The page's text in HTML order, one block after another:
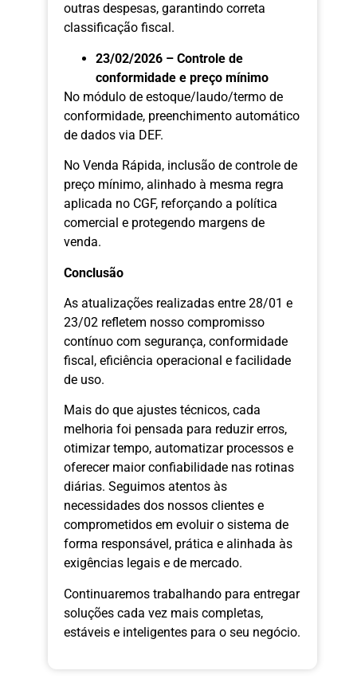
outras despesas, garantindo correta
classificação fiscal.
23/02/2026 – Controle de
conformidade e preço mínimo
No módulo de estoque/laudo/termo de
conformidade, preenchimento automático
de dados via DEF.
No Venda Rápida, inclusão de controle de
preço mínimo, alinhado à mesma regra
aplicada no CGF, reforçando a política
comercial e protegendo margens de
venda.
Conclusão
As atualizações realizadas entre 28/01 e
23/02 refletem nosso compromisso
contínuo com segurança, conformidade
fiscal, eficiência operacional e facilidade
de uso.
Mais do que ajustes técnicos, cada
melhoria foi pensada para reduzir erros,
otimizar tempo, automatizar processos e
oferecer maior confiabilidade nas rotinas
diárias. Seguimos atentos às
necessidades dos nossos clientes e
comprometidos em evoluir o sistema de
forma responsável, prática e alinhada às
exigências legais e de mercado.
Continuaremos trabalhando para entregar
soluções cada vez mais completas,
estáveis e inteligentes para o seu negócio.